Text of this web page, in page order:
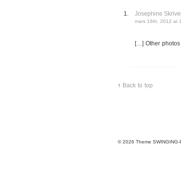
Josephine
mars 16th, 2012 at
[…] Other
↑ Back to top
© 2026 Theme